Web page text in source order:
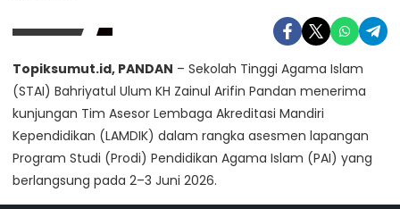
Topiksumut.id, PANDAN – Sekolah Tinggi Agama Islam
(STAI) Bahriyatul Ulum KH Zainul Arifin Pandan menerima
kunjungan Tim Asesor Lembaga Akreditasi Mandiri
Kependidikan (LAMDIK) dalam rangka asesmen lapangan
Program Studi (Prodi) Pendidikan Agama Islam (PAI) yang
berlangsung pada 2–3 Juni 2026.